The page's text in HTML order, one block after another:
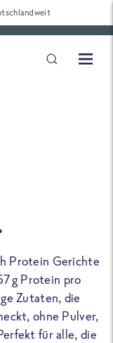
Protein Gerichte
g Protein pro
Zutaten, die
ohne Pulver,
für alle, die